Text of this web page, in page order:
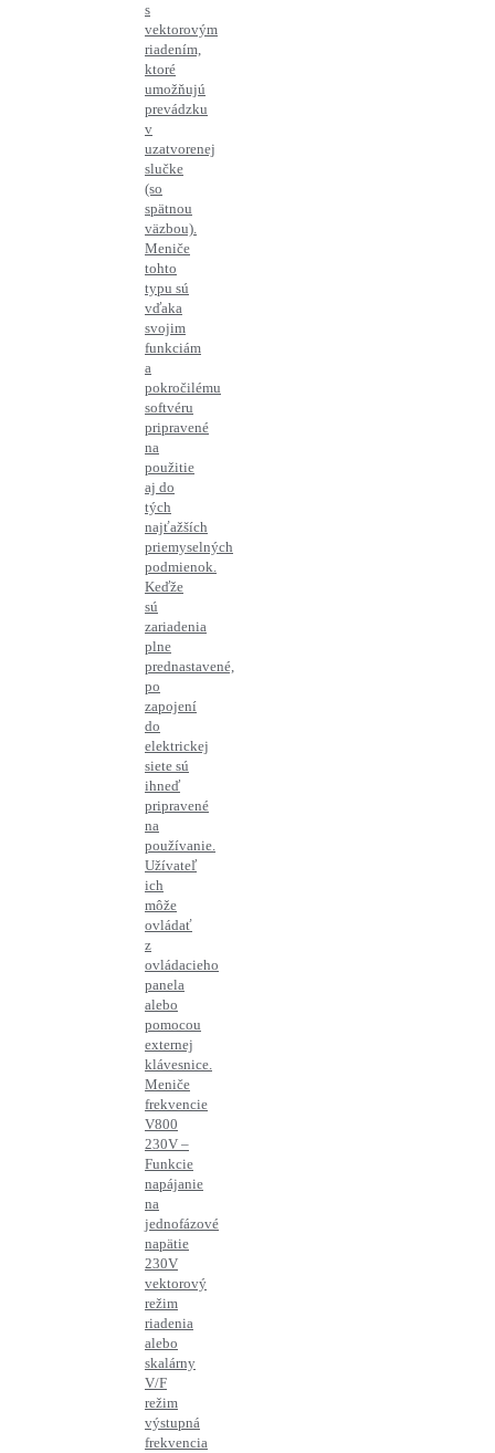
s
vektorovým
riadením,
ktoré
umožňujú
prevádzku
v
uzatvorenej
slučke
(so
spätnou
väzbou).
Meniče
tohto
typu sú
vďaka
svojim
funkciám
a
pokročilému
softvéru
pripravené
na
použitie
aj do
tých
najťažších
priemyselných
podmienok.
Keďže
sú
zariadenia
plne
prednastavené,
po
zapojení
do
elektrickej
siete sú
ihneď
pripravené
na
používanie.
Užívateľ
ich
môže
ovládať
z
ovládacieho
panela
alebo
pomocou
externej
klávesnice.
Meniče
frekvencie
V800
230V –
Funkcie
napájanie
na
jednofázové
napätie
230V
vektorový
režim
riadenia
alebo
skalárny
V/F
režim
výstupná
frekvencia